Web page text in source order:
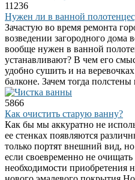
11236
Нужен ли в ванной
Зачастую во время ремонта
возведении загородного дома
вообще нужен в ванной
устанавливают? В чем его
удобно сушить и на
балконе. Зачем тогда
5866
Как очистить старую ванну?
Как бы мы аккуратно не
ее стенках появляются
только портят внешний вид,
если своевременно не
необходимости приобретения